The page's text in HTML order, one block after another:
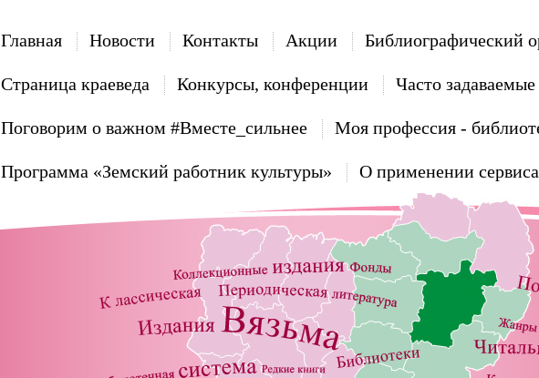
Главная Новости Контакты Акции Библиографический
Страница краеведа Конкурсы, конференции Часто
Поговорим о важном #Вместе_сильнее Моя профессия -
Программа «Земский работник культуры» О применении